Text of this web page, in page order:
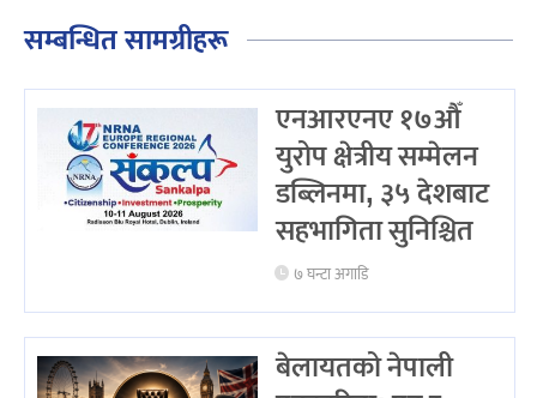
सम्बन्धित सामग्रीहरू
एनआरएनए १७औँ
युरोप क्षेत्रीय सम्मेलन
डब्लिनमा, ३५ देशबाट
सहभागिता सुनिश्चित
७ घन्टा अगाडि
बेलायतको नेपाली